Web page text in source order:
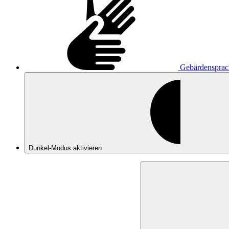
Dunkel-Modus aktivieren